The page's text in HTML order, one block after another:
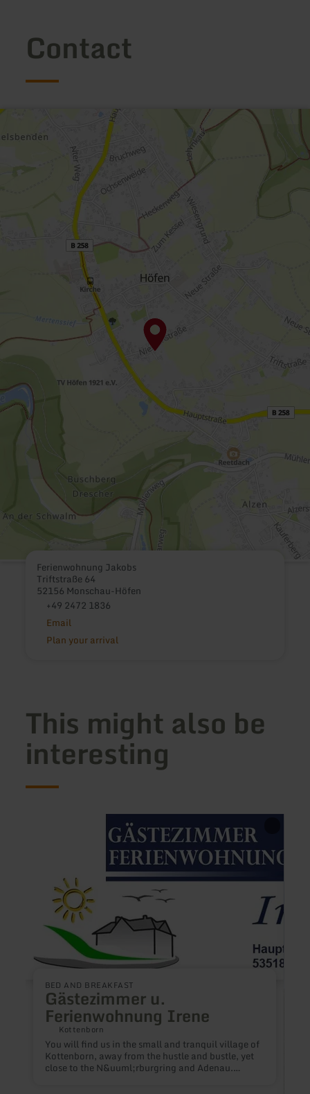
Contact
Ferienwohnung Jakobs
Triftstraße 64
52156 Monschau-Höfen
+49 2472 1836
Email
Plan your arrival
This might also be
interesting
BED AND BREAKFAST
Gästezimmer u.
Ferienwohnung Irene
Kottenborn
You will find us in the small and tranquil village of
Kottenborn, away from the hustle and bustle, yet
close to the N&uuml;rburgring and Adenau.
|